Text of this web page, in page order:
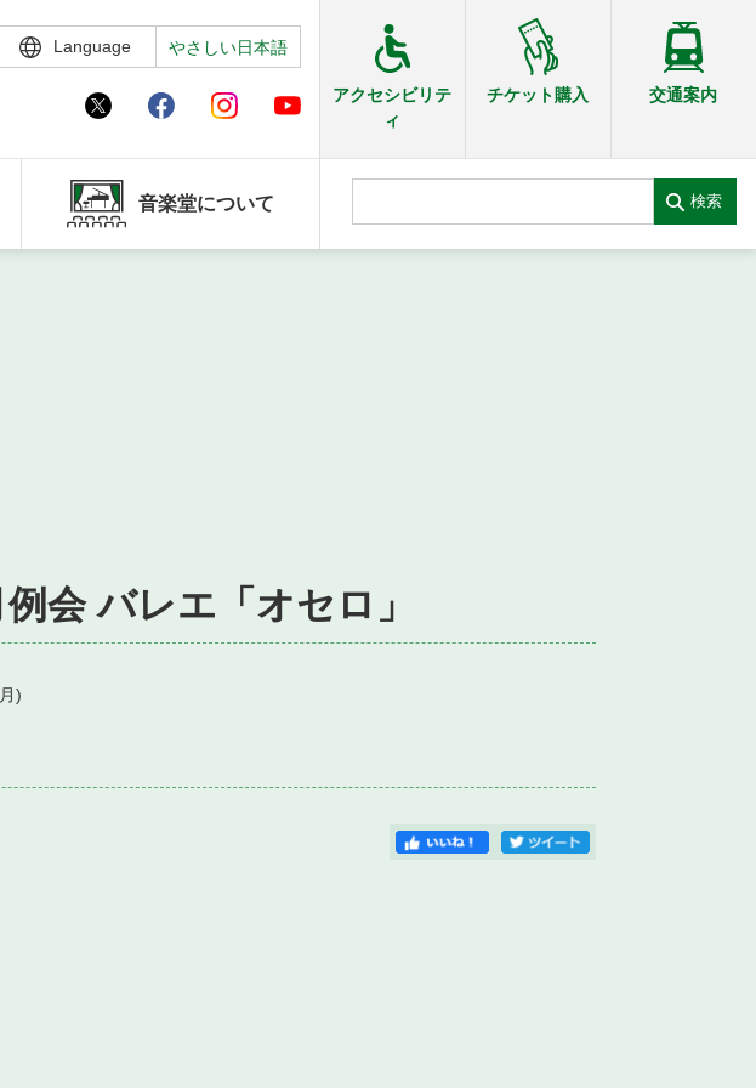
Language やさしい日本語
アクセシビリテ
ィ
チケット購入 交通案内
音楽堂について 検索
会 バレエ「オセロ」
)